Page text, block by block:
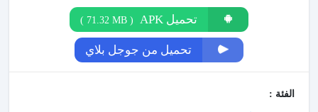
تحميل APK (
71.32 MB
)
تحميل من جوجل بلاي
الفئة :